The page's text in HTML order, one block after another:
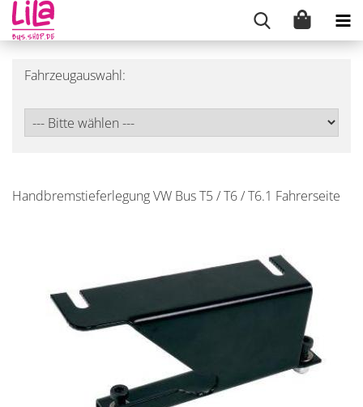
Fahrzeugauswahl:
Handbremstieferlegung VW Bus T5 / T6 / T6.1 Fahrerseite